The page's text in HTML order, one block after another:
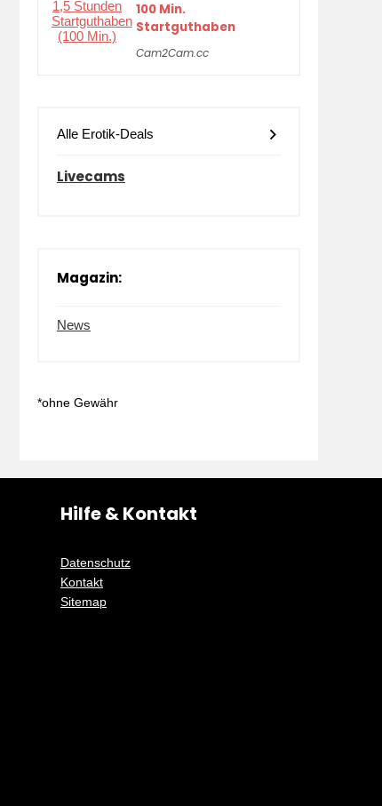
100 Min.
Startguthaben
Cam2Cam.cc
Alle Erotik-Deals
Livecams
Magazin:
News
*ohne Gewähr
Hilfe & Kontakt
Datenschutz
Kontakt
Sitemap